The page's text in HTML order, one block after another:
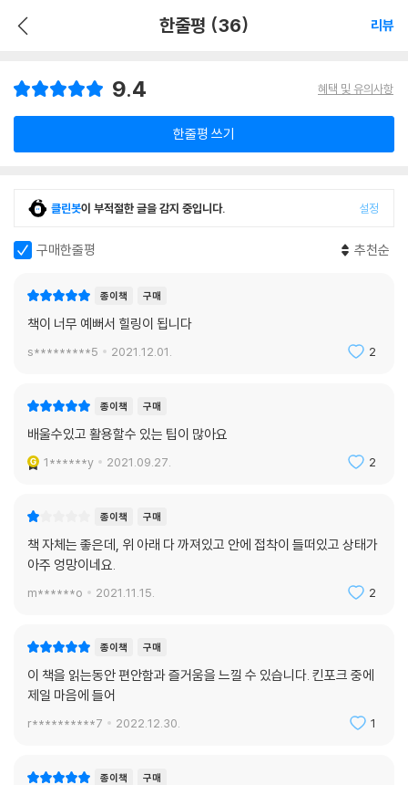
한줄평 (36) 리뷰
9.4 혜택 및 유의사항
한줄평 쓰기
클린봇이 부적절한 글을 감지 중입니다. 설정
구매한줄평 추천순
종이책 구매
책이 너무 예뻐서 힐링이 됩니다
s*********5 2021.12.01. 2
종이책 구매
배울수있고 활용할수 있는 팁이 많아요
1******y 2021.09.27. 2
종이책 구매
책 자체는 좋은데, 위 아래 다 까져있고 안에 접착이 들떠있고 상태가
아주 엉망이네요.
m******o 2021.11.15. 2
종이책 구매
이 책을 읽는동안 편안함과 즐거움을 느낄 수 있습니다. 킨포크 중에
제일 마음에 들어
r**********7 2022.12.30. 1
종이책 구매